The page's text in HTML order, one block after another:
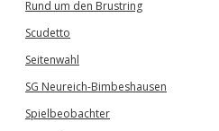
Rund um den Brustring
Scudetto
Seitenwahl
SG Neureich-Bimbeshausen
Spielbeobachter